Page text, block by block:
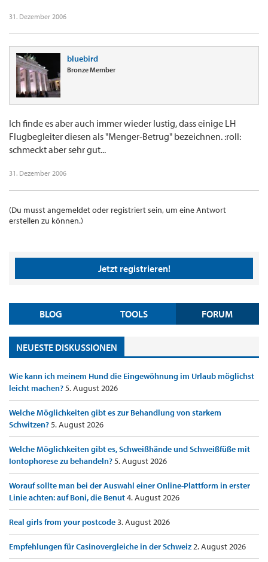
31. Dezember 2006
bluebird
Bronze Member
Ich finde es aber auch immer wieder lustig, dass einige LH
Flugbegleiter diesen als "Menger-Betrug" bezeichnen. :roll:
schmeckt aber sehr gut...
31. Dezember 2006
(Du musst angemeldet oder registriert sein, um eine Antwort
erstellen zu können.)
Jetzt registrieren!
BLOG TOOLS FORUM
NEUESTE DISKUSSIONEN
Wie kann ich meinem Hund die Eingewöhnung im Urlaub möglichst
leicht machen?5. August 2026
Welche Möglichkeiten gibt es zur Behandlung von starkem
Schwitzen?5. August 2026
Welche Möglichkeiten gibt es, Schweißhände und Schweißfüße mit
Iontophorese zu behandeln?5. August 2026
Worauf sollte man bei der Auswahl einer Online-Plattform in erster
Linie achten: auf Boni, die Benut4. August 2026
Real girls from your postcode3. August 2026
Empfehlungen für Casinovergleiche in der Schweiz2. August 2026